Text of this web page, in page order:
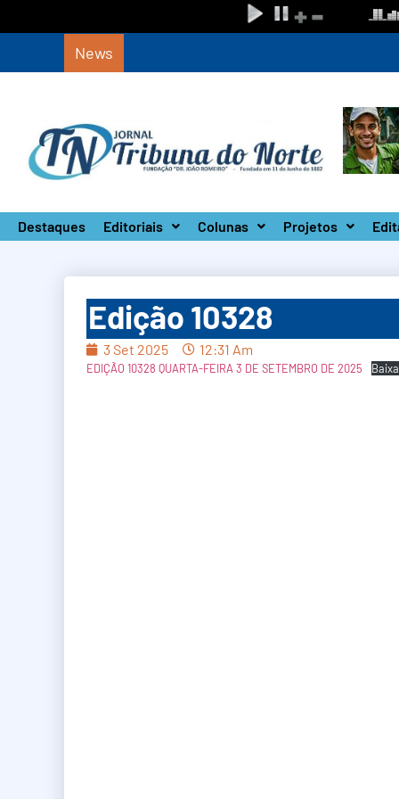
News Circuito Paulista Open marca a primeira
Destaques Editoriais Colunas Projetos
Edição 10328
3 Set 2025 12:31 Am
EDIÇÃO 10328 QUARTA-FEIRA 3 DE SETEMBRO DE 2025